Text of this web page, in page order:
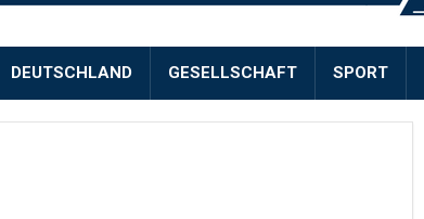
DEUTSCHLAND GESELLSCHAFT SPORT